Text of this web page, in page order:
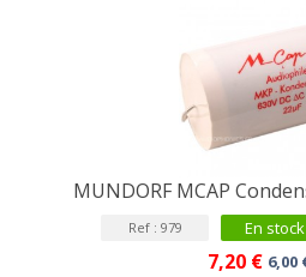
MUNDORF MCAP
Ref : 979 En stock
7,20 € 6,00